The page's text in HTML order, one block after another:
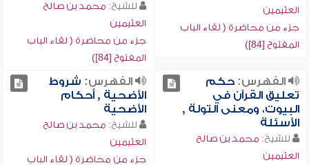
العثيمين
جزء من محاضرة ( لقاء الباب
المفتوح [84])
للشيخ: محمد بن صالح
العثيمين
جزء من محاضرة ( لقاء الباب
المفتوح [84])
الفهرس:حكم
تعليق القرآن في
البيوت، ومعنى التولة ,
الأسئلة
للشيخ: محمد بن صالح
العثيمين
الفهرس: شروط
الأضحية , أحكام
الأضحية
للشيخ: محمد بن صالح
العثيمين
جزء من محاضرة ( لقاء الباب